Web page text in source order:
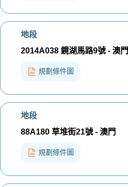
地段
2014A038 鏡湖馬路9號 - 澳門
規劃條件圖
地段
88A180 草堆街21號 - 澳門
規劃條件圖